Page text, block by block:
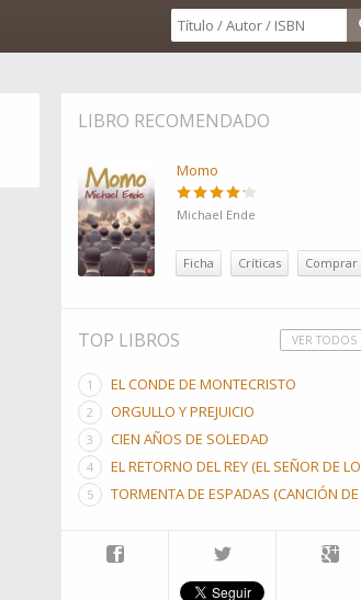
LIBRO RECOMENDADO
Momo
Michael Ende
Ficha Críticas Comprar
VER TODOS
TOP LIBROS
EL CONDE DE MONTECRISTO
ORGULLO Y PREJUICIO
CIEN AÑOS DE SOLEDAD
EL RETORNO DEL REY (EL SEÑOR DE LOS ANILLOS, #3)
TORMENTA DE ESPADAS (CANCIÓN DE HIELO Y FUEGO III)